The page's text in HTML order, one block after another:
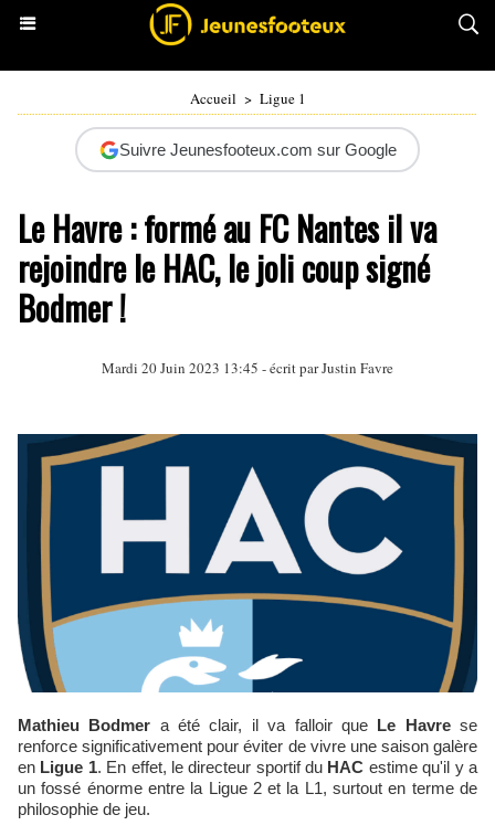
Accueil > Ligue 1
Suivre Jeunesfooteux.com sur Google
Le Havre : formé au FC Nantes il va
rejoindre le HAC, le joli coup signé
Bodmer !
Mardi 20 Juin 2023 13:45 - écrit parJustin Favre
Mathieu Bodmer a été clair, il va falloir que Le Havrese
renforce significativement pour éviter de vivre une saison galère
en Ligue 1. En effet, le directeur sportif du HAC estime qu'il y a
un fossé énorme entre la Ligue 2 et la L1, surtout en terme de
philosophie de jeu.